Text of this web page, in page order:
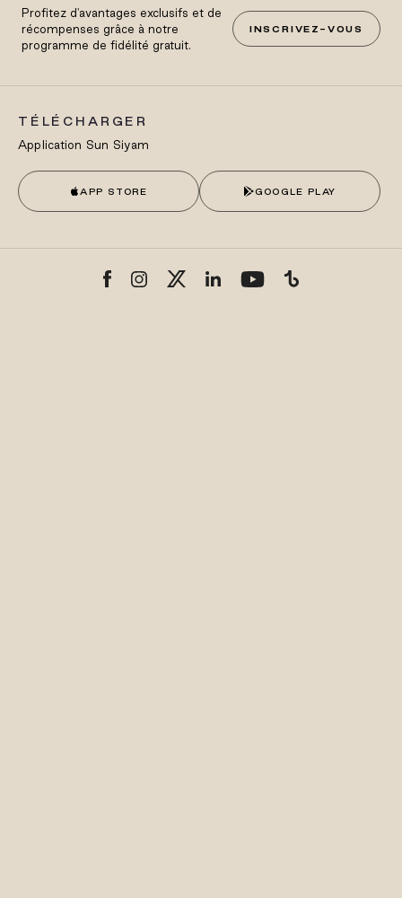
Profitez d'avantages exclusifs et de
récompenses grâce à notre
programme de fidélité gratuit.
INSCRIVEZ-VOUS
TÉLÉCHARGER
Application Sun Siyam
APP STORE GOOGLE PLAY